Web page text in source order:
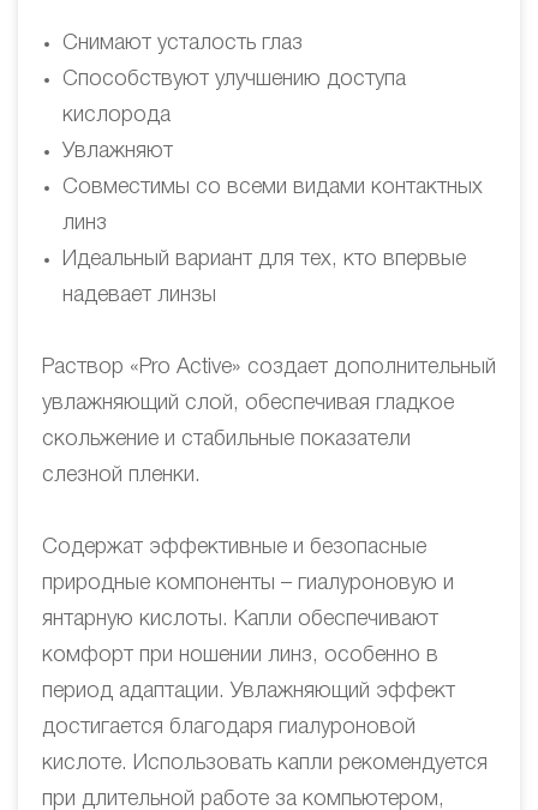
Снимают усталость глаз
Способствуют улучшению доступа
кислорода
Увлажняют
Совместимы со всеми видами контактных
линз
Идеальный вариант для тех, кто впервые
надевает линзы
Раствор «Pro Active» создает дополнительный
увлажняющий слой, обеспечивая гладкое
скольжение и стабильные показатели
слезной пленки.
Содержат эффективные и безопасные
природные компоненты – гиалуроновую и
янтарную кислоты. Капли обеспечивают
комфорт при ношении линз, особенно в
период адаптации. Увлажняющий эффект
достигается благодаря гиалуроновой
кислоте. Использовать капли рекомендуется
при длительной работе за компьютером,